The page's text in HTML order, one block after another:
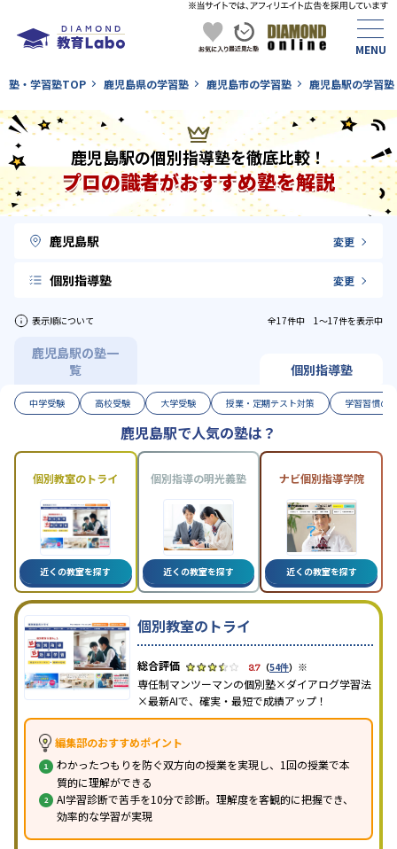
塾・学習塾TOP 鹿児島県の学習塾 鹿児島市の学習塾 鹿児島駅の学習塾
鹿児島駅の個別指導塾を徹底比較！
プロの識者がおすすめ塾を解説
鹿児島駅 変更
個別指導塾 変更
表示順について 全17件中 1〜17件を表示中
鹿児島駅の塾一
覧
個別指導塾
中学受験 高校受験 大学受験 授業・定期テスト対策 学習習慣の
鹿児島駅で人気の塾は？
個別教室のトライ
近くの教室を探す
個別指導の明光義塾
近くの教室を探す
ナビ個別指導学院
近くの教室を探す
個別教室のトライ
3.7 （54件） ※
専任制マンツーマンの個別塾×ダイアログ学習法
×最新AIで、確実・最短で成績アップ！
編集部のおすすめポイント
わかったつもりを防ぐ双方向の授業を実現し、1回の授業で本
質的に理解ができる
AI学習診断で苦手を10分で診断。理解度を客観的に把握でき、
効率的な学習が実現